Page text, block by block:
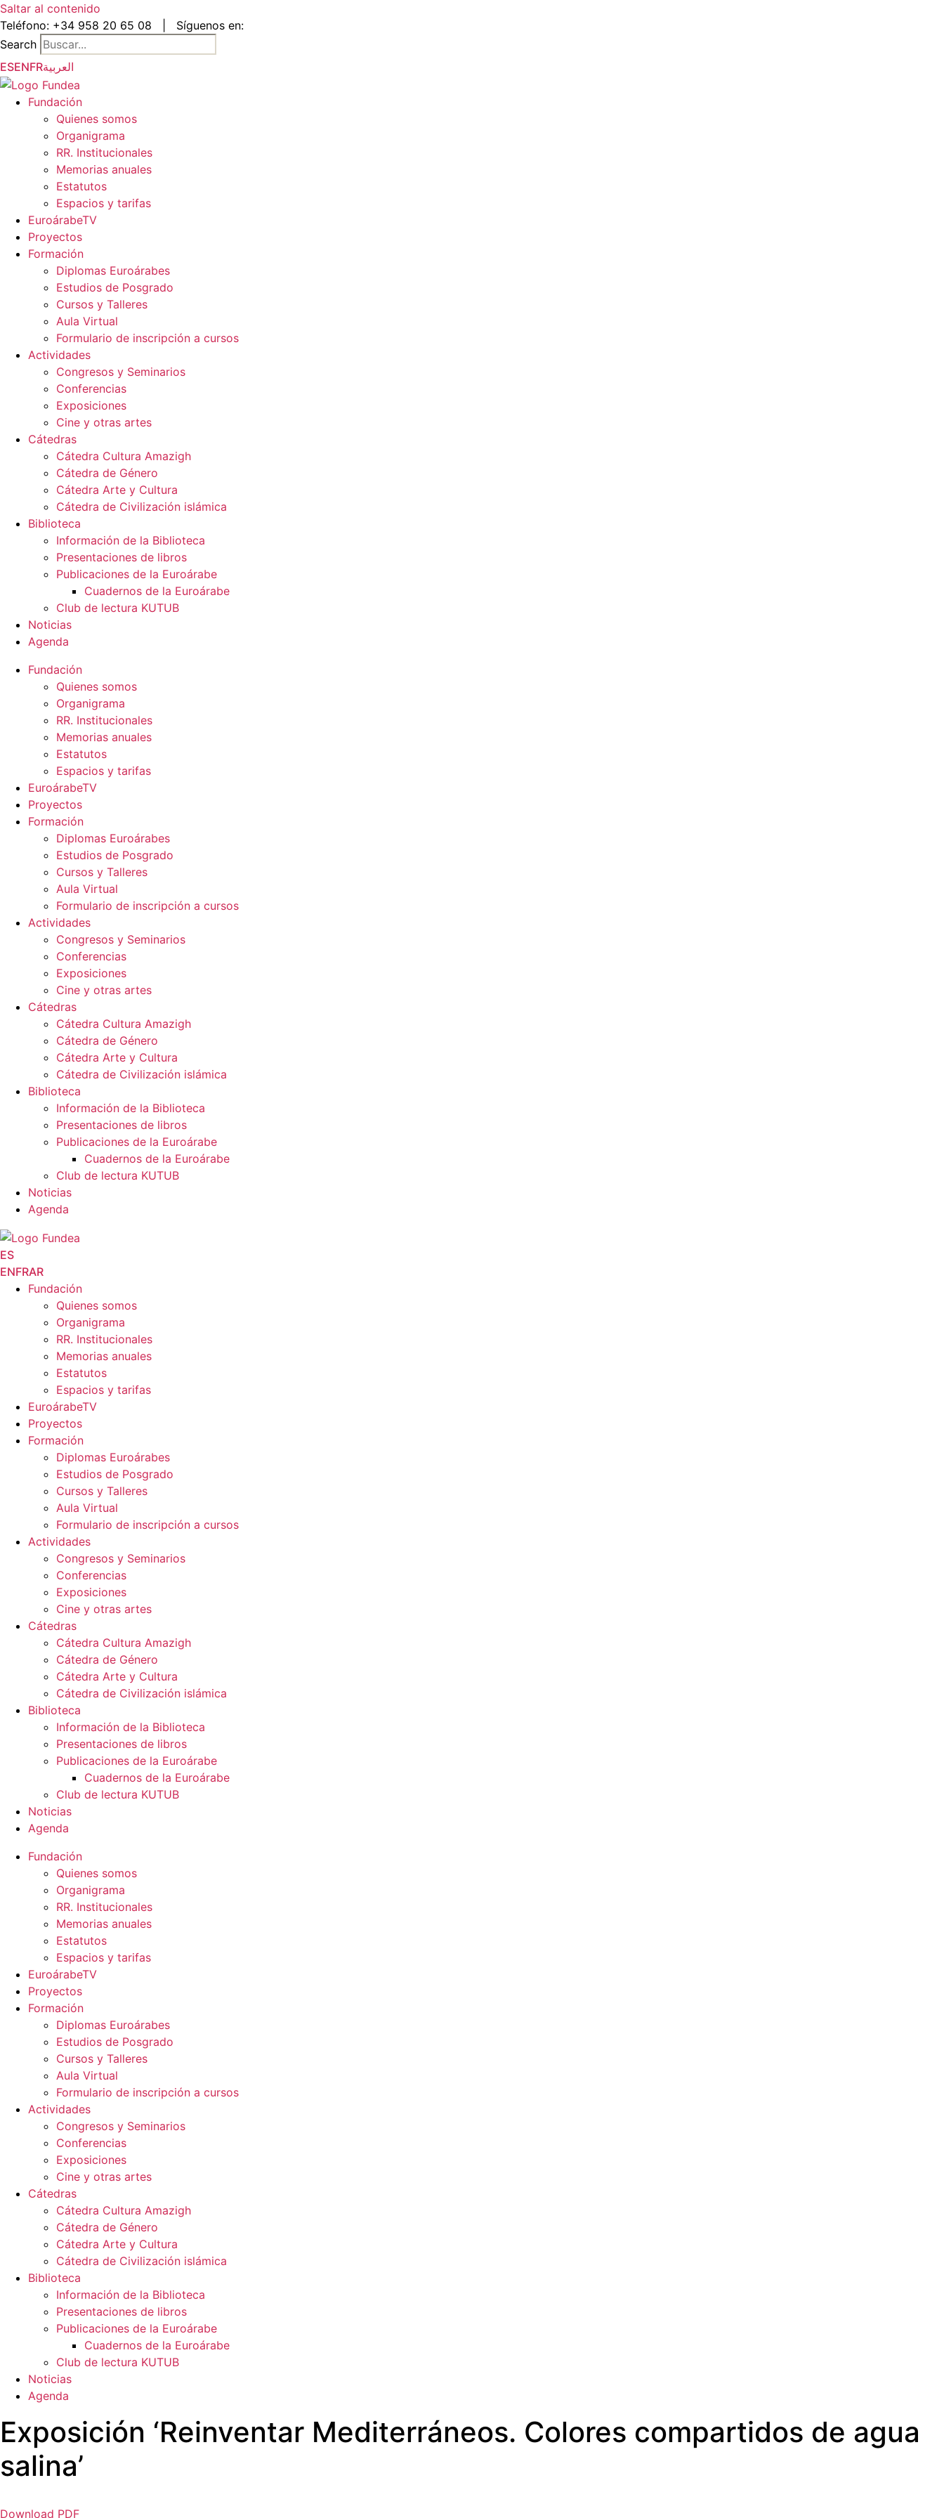
Saltar al contenido
Teléfono: +34 958 20 65 08
Síguenos en:
Search
ESENFRالعربية
Fundación
Quienes somos
Organigrama
RR. Institucionales
Memorias anuales
Estatutos
Espacios y tarifas
EuroárabeTV
Proyectos
Formación
Diplomas Euroárabes
Estudios de Posgrado
Cursos y Talleres
Aula Virtual
Formulario de inscripción a cursos
Actividades
Congresos y Seminarios
Conferencias
Exposiciones
Cine y otras artes
Cátedras
Cátedra Cultura Amazigh
Cátedra de Género
Cátedra Arte y Cultura
Cátedra de Civilización islámica
Biblioteca
Información de la Biblioteca
Presentaciones de libros
Publicaciones de la Euroárabe
Cuadernos de la Euroárabe
Club de lectura KUTUB
Noticias
Agenda
Fundación
Quienes somos
Organigrama
RR. Institucionales
Memorias anuales
Estatutos
Espacios y tarifas
EuroárabeTV
Proyectos
Formación
Diplomas Euroárabes
Estudios de Posgrado
Cursos y Talleres
Aula Virtual
Formulario de inscripción a cursos
Actividades
Congresos y Seminarios
Conferencias
Exposiciones
Cine y otras artes
Cátedras
Cátedra Cultura Amazigh
Cátedra de Género
Cátedra Arte y Cultura
Cátedra de Civilización islámica
Biblioteca
Información de la Biblioteca
Presentaciones de libros
Publicaciones de la Euroárabe
Cuadernos de la Euroárabe
Club de lectura KUTUB
Noticias
Agenda
ES
ENFRAR
Fundación
Quienes somos
Organigrama
RR. Institucionales
Memorias anuales
Estatutos
Espacios y tarifas
EuroárabeTV
Proyectos
Formación
Diplomas Euroárabes
Estudios de Posgrado
Cursos y Talleres
Aula Virtual
Formulario de inscripción a cursos
Actividades
Congresos y Seminarios
Conferencias
Exposiciones
Cine y otras artes
Cátedras
Cátedra Cultura Amazigh
Cátedra de Género
Cátedra Arte y Cultura
Cátedra de Civilización islámica
Biblioteca
Información de la Biblioteca
Presentaciones de libros
Publicaciones de la Euroárabe
Cuadernos de la Euroárabe
Club de lectura KUTUB
Noticias
Agenda
Fundación
Quienes somos
Organigrama
RR. Institucionales
Memorias anuales
Estatutos
Espacios y tarifas
EuroárabeTV
Proyectos
Formación
Diplomas Euroárabes
Estudios de Posgrado
Cursos y Talleres
Aula Virtual
Formulario de inscripción a cursos
Actividades
Congresos y Seminarios
Conferencias
Exposiciones
Cine y otras artes
Cátedras
Cátedra Cultura Amazigh
Cátedra de Género
Cátedra Arte y Cultura
Cátedra de Civilización islámica
Biblioteca
Información de la Biblioteca
Presentaciones de libros
Publicaciones de la Euroárabe
Cuadernos de la Euroárabe
Club de lectura KUTUB
Noticias
Agenda
Exposición ‘Reinventar Mediterráneos. Colores compartidos de agua
salina’
Download PDF